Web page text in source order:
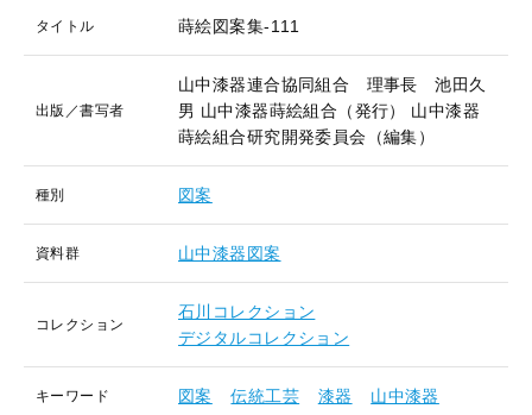
タイトル 蒔絵図案集-111
出版／書写者
山中漆器連合協同組合 理事長 池田久
男 山中漆器蒔絵組合（発行）
山中漆器
蒔絵組合研究開発委員会（編集）
種別 図案
資料群 山中漆器図案
コレクション
石川コレクション
デジタルコレクション
キーワード 図案 伝統工芸 漆器 山中漆器